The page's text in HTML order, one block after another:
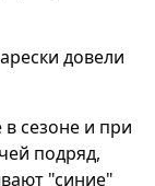
довели
сезоне и при
подряд,
"синие"